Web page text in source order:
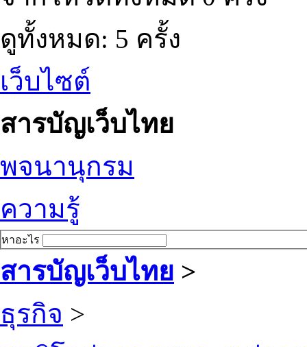
ดูทั้งหมด: 5 ครั้ง
เว็บไซต์
สารบัญเว็บไทย
พจนานุกรม
ความรู้
หาอะไร
สารบัญเว็บไทย >
ธุรกิจ >